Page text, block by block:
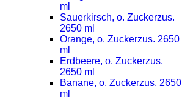
ml
Sauerkirsch, o. Zuckerzus.
2650 ml
Orange, o. Zuckerzus. 2650
ml
Erdbeere, o. Zuckerzus.
2650 ml
Banane, o. Zuckerzus. 2650
ml